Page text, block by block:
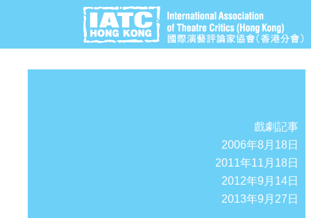
戲劇記事
2006年8月18日
2011年11月18日
2012年9月14日
2013年9月27日